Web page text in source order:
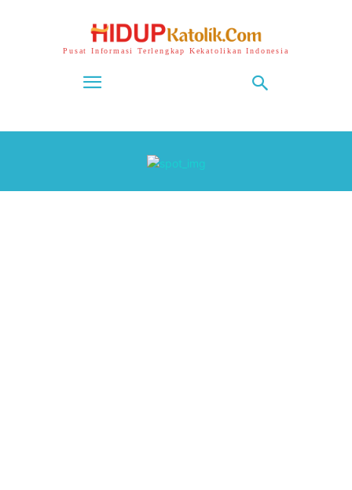
Pusat Informasi Terlengkap Kekatolikan Indonesia